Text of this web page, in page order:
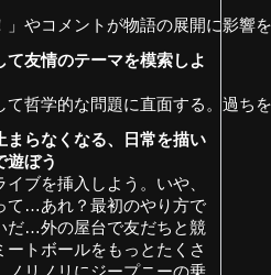
」やコメントが物語の展開に影響
て友情のテーマを模索しよ
て哲学的な問題に直面する。過ち
まらなくなる、日常を描い
遊ぼう
ブを挿入しよう。いや、
て…あれ？最初のやり方で
だ…外の屋台で友だちと競
ートボールをもっとたくさ